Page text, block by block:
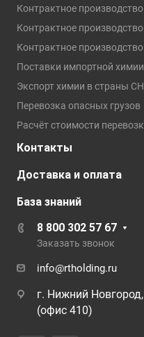
Контрактное
Контрактное
Контрактное
Поставки импортной химии
Экспорт химии в страны
Перевозка опасных грузов
Расчёт стоимости
Контакты
Доставка и оплата
База знаний
8 800 302 57 67
Заказать звонок
info@rtholding.ru
г. Нижний
(офис 410)